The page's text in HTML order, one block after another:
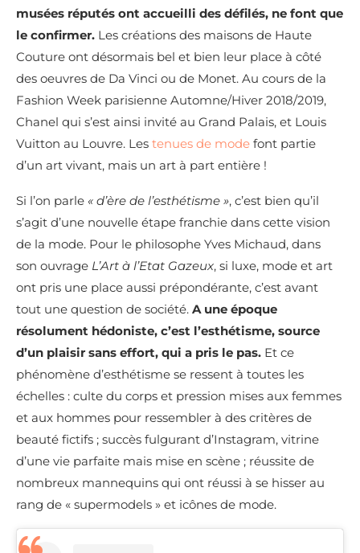
musées réputés ont accueilli des défilés, ne font que
le confirmer. Les créations des maisons de Haute
Couture ont désormais bel et bien leur place à côté
des oeuvres de Da Vinci ou de Monet. Au cours de la
Fashion Week parisienne Automne/Hiver 2018/2019,
Chanel qui s’est ainsi invité au Grand Palais, et Louis
Vuitton au Louvre. Les tenues de mode font partie
d’un art vivant, mais un art à part entière !
Si l’on parle « d’ère de l’esthétisme », c’est bien qu’il
s’agit d’une nouvelle étape franchie dans cette vision
de la mode. Pour le philosophe Yves Michaud, dans
son ouvrage L’Art à l’Etat Gazeux, si luxe, mode et art
ont pris une place aussi prépondérante, c’est avant
tout une question de société. A une époque
résolument hédoniste, c’est l’esthétisme, source
d’un plaisir sans effort, qui a pris le pas. Et ce
phénomène d’esthétisme se ressent à toutes les
échelles : culte du corps et pression mises aux femmes
et aux hommes pour ressembler à des critères de
beauté fictifs ; succès fulgurant d’Instagram, vitrine
d’une vie parfaite mais mise en scène ; réussite de
nombreux mannequins qui ont réussi à se hisser au
rang de « supermodels » et icônes de mode.